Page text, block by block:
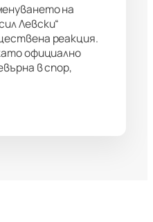
на
Левски“
реакция.
официално
в спор,